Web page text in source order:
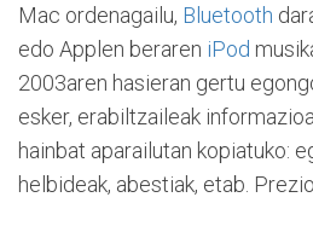
Mac ordenagailu, Bluetooth
edo Applen beraren iPod
2003aren hasieran gertu
esker, erabiltzaileak
hainbat aparailutan kopiatuko:
helbideak, abestiak, etab.